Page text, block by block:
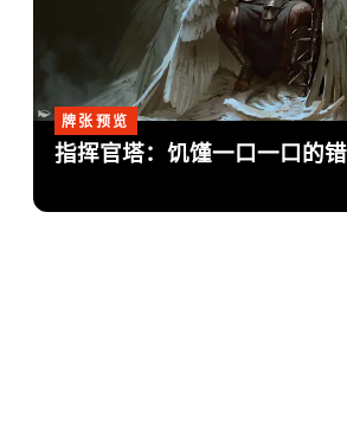
牌张预览
指挥官塔：饥馑一口一口的